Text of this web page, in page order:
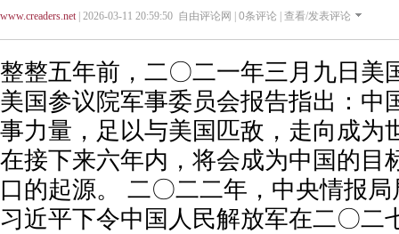
www.creaders.net| 2026-03-11 20:59:50 自由评论网 | 0条评论 | 查看/发表评论
整整五年前，二〇二一年三月九日美
美国参议院军事委员会报告指出：中
事力量，足以与美国匹敌，走向成为
在接下来六年内，将会成为中国的目
口的起源。 二〇二二年，中央情报
习近平下令中国人民解放军在二〇二